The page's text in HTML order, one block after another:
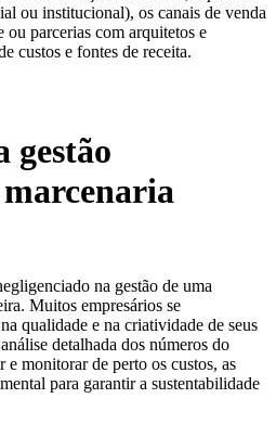
ou institucional), os canais de venda
parcerias com arquitetos e
custos e fontes de receita.
gestão
na gestão de uma
Muitos empresários se
qualidade e na criatividade de seus
detalhada dos números do
monitorar de perto os custos, as
para garantir a sustentabilidade